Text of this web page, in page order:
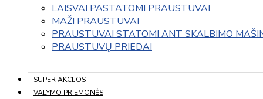
LAISVAI PASTATOMI PRAUSTUVAI
MAŽI PRAUSTUVAI
PRAUSTUVAI STATOMI ANT SKALBIMO
PRAUSTUVŲ PRIEDAI
SUPER AKCIJOS
VALYMO PRIEMONĖS